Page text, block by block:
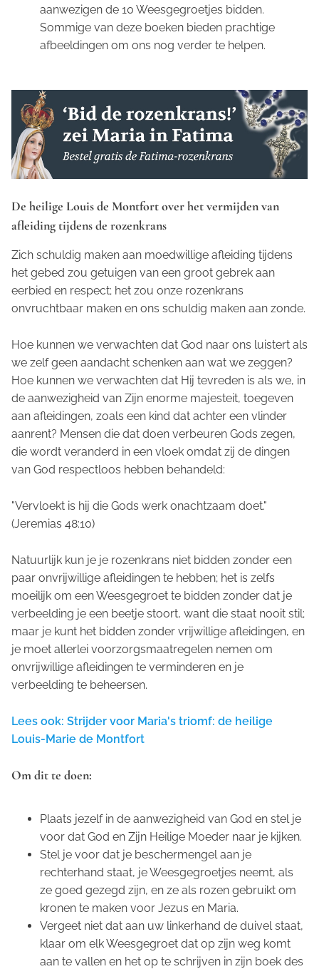
aanwezigen de 10 Weesgegroetjes bidden.
Sommige van deze boeken bieden prachtige
afbeeldingen om ons nog verder te helpen.
De heilige Louis de Montfort over het vermijden van
afleiding tijdens de rozenkrans
Zich schuldig maken aan moedwillige afleiding tijdens
het gebed zou getuigen van een groot gebrek aan
eerbied en respect; het zou onze rozenkrans
onvruchtbaar maken en ons schuldig maken aan zonde.
Hoe kunnen we verwachten dat God naar ons luistert als
we zelf geen aandacht schenken aan wat we zeggen?
Hoe kunnen we verwachten dat Hij tevreden is als we, in
de aanwezigheid van Zijn enorme majesteit, toegeven
aan afleidingen, zoals een kind dat achter een vlinder
aanrent? Mensen die dat doen verbeuren Gods zegen,
die wordt veranderd in een vloek omdat zij de dingen
van God respectloos hebben behandeld:
"Vervloekt is hij die Gods werk onachtzaam doet."
(Jeremias 48:10)
Natuurlijk kun je je rozenkrans niet bidden zonder een
paar onvrijwillige afleidingen te hebben; het is zelfs
moeilijk om een Weesgegroet te bidden zonder dat je
verbeelding je een beetje stoort, want die staat nooit stil;
maar je kunt het bidden zonder vrijwillige afleidingen, en
je moet allerlei voorzorgsmaatregelen nemen om
onvrijwillige afleidingen te verminderen en je
verbeelding te beheersen.
Lees ook: Strijder voor Maria's triomf: de heilige
Louis-Marie de Montfort
Om dit te doen:
Plaats jezelf in de aanwezigheid van God en stel je
voor dat God en Zijn Heilige Moeder naar je kijken.
Stel je voor dat je beschermengel aan je
rechterhand staat, je Weesgegroetjes neemt, als
ze goed gezegd zijn, en ze als rozen gebruikt om
kronen te maken voor Jezus en Maria.
Vergeet niet dat aan uw linkerhand de duivel staat,
klaar om elk Weesgegroet dat op zijn weg komt
aan te vallen en het op te schrijven in zijn boek des